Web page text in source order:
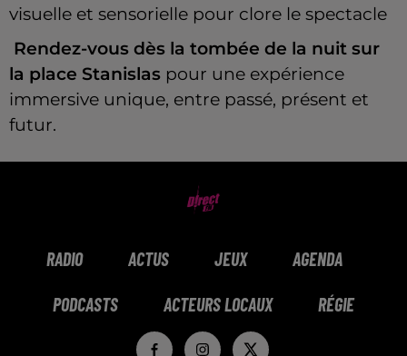
visuelle et sensorielle pour clore le spectacle
Rendez-vous dès la tombée de la nuit sur
la place Stanislas pour une expérience
immersive unique, entre passé, présent et
futur.
RADIO ACTUS JEUX AGENDA
PODCASTS ACTEURS LOCAUX RÉGIE